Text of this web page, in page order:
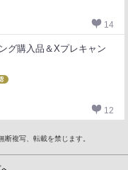
14
グ購入品＆Xプレキャン
12
複写、転載を禁じます。